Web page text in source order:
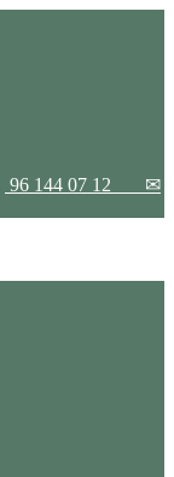
96 144 07 12 ✉